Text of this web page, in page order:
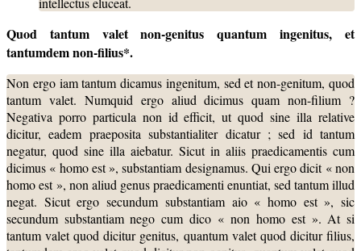
Quod tantum valet non-genitus quantum ingenitus, et
tantumdem non-­filius*.
Non ergo iam tantum dicamus ingenitum, sed et non-genitum, quod
tantum valet. Numquid ergo aliud dicimus quam non-filium ?
Negativa porro particula non id efficit, ut quod sine illa relative
dicitur, eadem praeposita substantialiter dicatur ; sed id tantum
negatur, quod sine illa aiebatur. Sicut in aliis praedicamentis cum
dicimus « homo est », substantiam designamus. Qui ergo dicit « non
homo est », non aliud genus praedicamenti enuntiat, sed tantum illud
negat. Sicut ergo secundum substantiam aio « homo est », sic
secundum substantiam nego cum dico « non homo est ». At si
tantum valet quod dicitur genitus, quantum valet quod dicitur filius,